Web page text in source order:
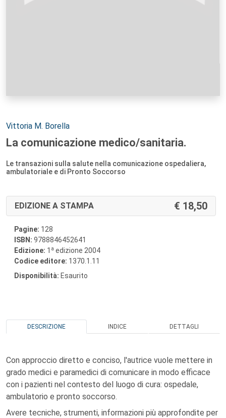
Autori:
Vittoria M. Borella
La comunicazione medico/sanitaria.
Le transazioni sulla salute nella comunicazione ospedaliera,
ambulatoriale e di Pronto Soccorso
EDIZIONE A STAMPA 18,50
Pagine: 128
ISBN: 9788846452641
Edizione: 1 a edizione 2004
Codice editore: 1370.1.11
Disponibilità: Esaurito
DESCRIZIONE INDICE DETTAGLI
Con approccio diretto e conciso, l'autrice vuole mettere in
grado medici e paramedici di comunicare in modo efficace
con i pazienti nel contesto del luogo di cura: ospedale,
ambulatorio e pronto soccorso.
Avere tecniche, strumenti, informazioni più approfondite per